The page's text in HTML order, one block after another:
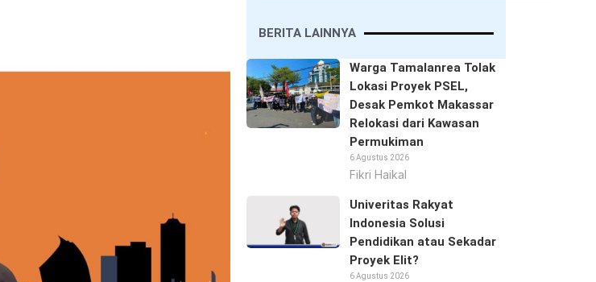
BERITA LAINNYA
Warga Tamalanrea Tolak
Lokasi Proyek PSEL,
Desak Pemkot Makassar
Relokasi dari Kawasan
Permukiman
6 Agustus 2026
Fikri Haikal
Univeritas Rakyat
Indonesia Solusi
Pendidikan atau Sekadar
Proyek Elit?
6 Agustus 2026